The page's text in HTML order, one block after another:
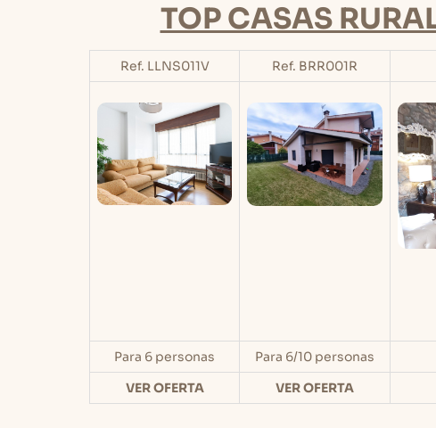
TOP CASAS
Ref. LLNS011V Ref. BRR001R
Para 6 personas Para 6/10 personas
VER OFERTA
VER OFERTA